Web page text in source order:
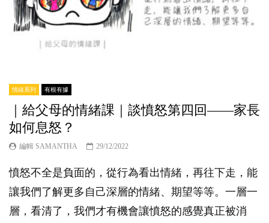
情緒系列 有根有據
｜給父母的情緒課｜談憤怒第四回——家長
如何息怒？
編輯 SAMANTHA 29/12/2022
憤怒不全是負面的，從行為看出情緒，再往下走，能
讓我們了解更多自己深層的情緒、期望等等。一層一
層，看清了，我們才有機會讓憤怒的感覺真正被消